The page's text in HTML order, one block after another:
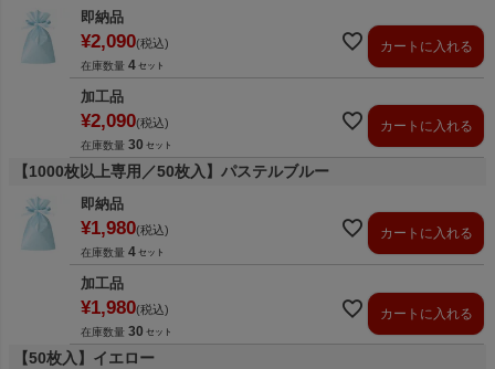
即納品
¥2,090 税込
在庫数量 4
カートに入れる
加工品
¥2,090 税込
在庫数量 30
カートに入れる
【1000枚以上専用／50枚入】パステルブルー
即納品
¥1,980 税込
在庫数量 4
カートに入れる
加工品
¥1,980 税込
在庫数量 30
カートに入れる
【50枚入】イエロー